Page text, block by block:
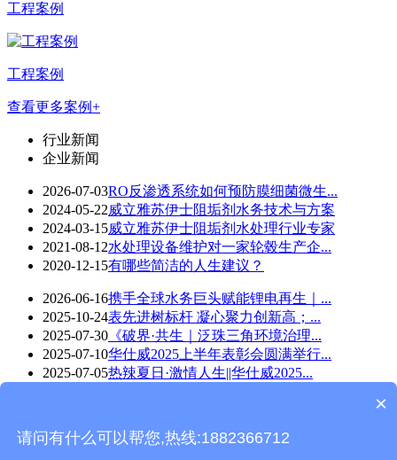
工程案例
工程案例
查看更多案例+
行业新闻
企业新闻
2026-07-03RO反渗透系统如何预防膜细菌微生...
2024-05-22威立雅苏伊士阻垢剂水务技术与方案
2024-03-15威立雅苏伊士阻垢剂水处理行业专家
2021-08-12水处理设备维护对一家轮毂生产企...
2020-12-15有哪些简洁的人生建议？
2026-06-16携手全球水务巨头赋能锂电再生｜...
2025-10-24表先进树标杆 凝心聚力创新高；...
2025-07-30 《破界·共生｜泛珠三角环境治理...
2025-07-10华仕威2025上半年表彰会圆满举行...
2025-07-05热辣夏日·激情人生||华仕威2025...
×
请问有什么可以帮您,热线:1882366712